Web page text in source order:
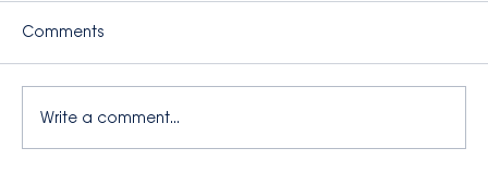
Comments
Write a comment...